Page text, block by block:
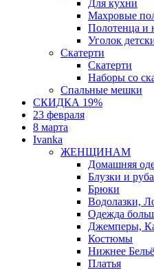
Для кухни
Махровые
Полотенца и
Уголок
Скатерти
Скатерти
Наборы со
Спальные мешки
СКИДКА 19%
23 февраля
8 марта
Ivanka
ЖЕНЩИНАМ
Домашняя
Блузки и
Брюки
Водолазки,
Одежда
Джемперы,
Костюмы
Нижнее
Платья